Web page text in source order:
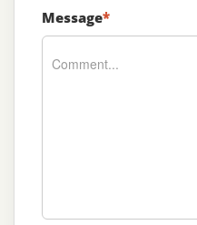
Message*